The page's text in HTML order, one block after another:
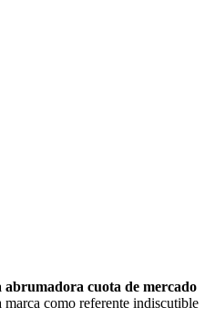
abrumadora cuota de mercado
como referente indiscutible